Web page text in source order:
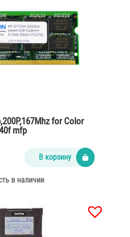
for Color
mfp
В корзину
в наличии